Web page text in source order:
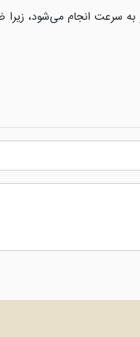
به سرعت انجام می‌شود،